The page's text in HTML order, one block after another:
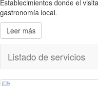
Establecimientos donde el
gastronomía local.
Leer más
Listado de servicios